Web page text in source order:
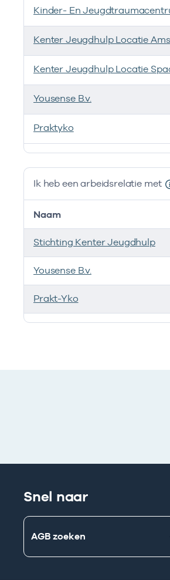
Ik ben werkzaam bij de volgende
Kinder- En
Kenter Jeugdhulp Locatie
Kenter Jeugdhulp Locatie
Yousense B.v.
Praktyko
Ik heb een arbeidsrelatie met
Ik heb een arbeidsrelatie met
Naam
Stichting Kenter Jeugdhulp
Yousense B.v.
Prakt-Yko
Snel naar
AGB zoeken